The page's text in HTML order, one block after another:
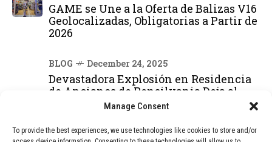
Manage Consent
To provide the best experiences, we use technologies like cookies to store and/or
GAME se Une a la Oferta de Balizas V16
Geolocalizadas, Obligatorias a Partir de
2026
BLOG December 24, 2025
Devastadora Explosión en Residencia
de Ancianos de Pensilvania Deja al
Menos Dos Víctimas Fatales